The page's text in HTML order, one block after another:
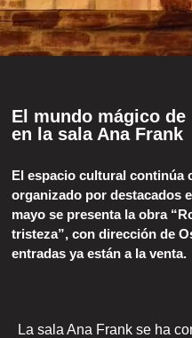
El mundo mágico
en la sala Ana Frank
El espacio cultural continúa
organizado por destacados
mayo se presenta la obra
tristeza”, con dirección de
entradas ya están a la venta.
La sala Ana Frank se ha